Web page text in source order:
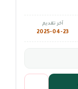
آخر تقديم
2025-04-23